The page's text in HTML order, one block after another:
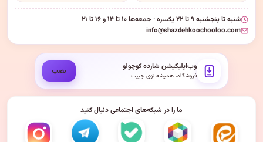
شنبه تا پنجشنبه ۹ تا ۲۲ یکسره · جمعه‌ها ۱۰ تا ۱۴ و ۱۶ تا ۲۱
info@shazdehkoochooloo.com
وب‌اپلیکیشن شازده کوچولو
فروشگاه، همیشه توی جیبت نصب
ما را در شبکه‌های اجتماعی دنبال کنید